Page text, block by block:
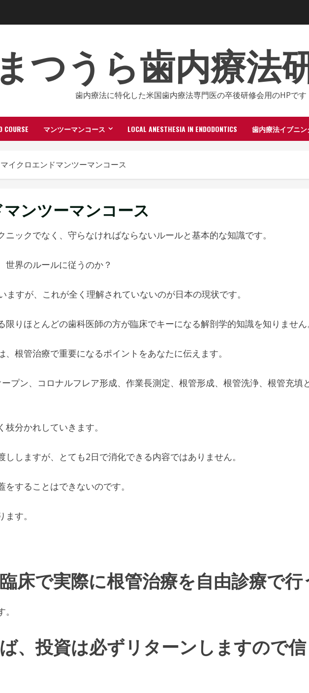
まつうら歯内療法
歯内療法に特化した米国歯内療法専門医の卒後研修会用のHPです
COURSE マンツーマンコース LOCAL ANESTHESIA IN ENDODONTICS 歯内療法イブニ
マイクロエンドマンツーマンコース
ンツーマンコース
ックでなく、守らなければならないルールと基本的な知識です。
世界のルールに従うのか？
ますが、これが全く理解されていないのが日本の現状です。
限りほとんどの歯科医師の方が臨床でキーになる解剖学的知識を知りません
根管治療で重要になるポイントをあなたに伝えます。
プン、コロナルフレア形成、作業長測定、根管形成、根管洗浄、根管充
分かれしていきます。
しますが、とても2日で消化できる内容ではありません。
することはできないのです。
す。
床で実際に根管治療を自由診療で行
、投資は必ずリターンしますので